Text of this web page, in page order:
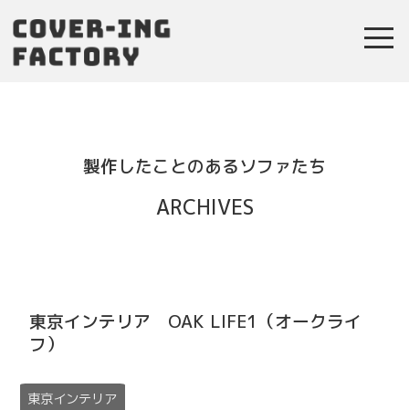
toggle
製作したことのあるソファたち
ARCHIVES
東京インテリア OAK LIFE1（オークライ
フ）
東京インテリア